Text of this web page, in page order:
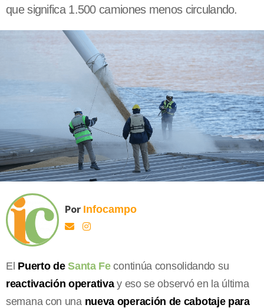
que significa 1.500 camiones menos circulando.
Por Infocampo
El Puerto de Santa Fecontinúa consolidando su
reactivación operativay eso se observó en la última
semana con una nueva operación de cabotaje para